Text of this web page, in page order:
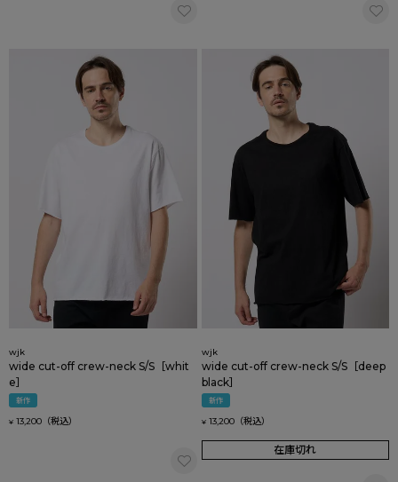
wjk
wide cut-off crew-neck S/S［whit
e］
新作
¥ 13,200
wjk
wide cut-off crew-neck S/S［deep
black］
新作
¥ 13,200
在庫切れ